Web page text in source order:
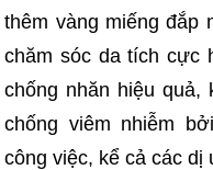
thêm vàng miếng đắp
chăm sóc da tích cực
chống nhăn hiệu quả,
chống viêm nhiễm
công việc, kể cả các